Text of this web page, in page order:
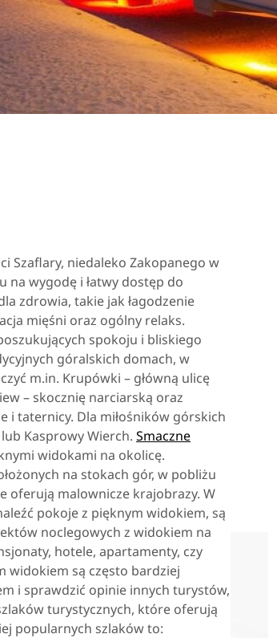
Szaflary, niedaleko Zakopanego w
na wygodę i łatwy dostęp do
zdrowia, takie jak łagodzenie
mięśni oraz ogólny relaks.
spokoju i bliskiego
góralskich domach, w
m.in. Krupówki – główną ulicę
– skocznię narciarską oraz
i taternicy. Dla miłośników górskich
Kasprowy Wierch. Smaczne
widokami na okolicę.
na stokach gór, w pobliżu
oferują malownicze krajobrazy. W
pokoje z pięknym widokiem, są
noclegowych z widokiem na
hotele, apartamenty, czy
widokiem są często bardziej
i sprawdzić opinie innych turystów,
turystycznych, które oferują
popularnych szlaków to: